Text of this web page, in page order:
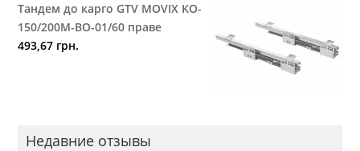
Тандем до карго GTV MOVIX KO-
150/200M-BO-01/60 праве
493,67 грн.
Недавние отзывы